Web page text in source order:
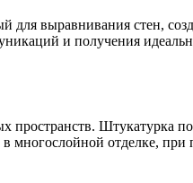
выравнивания стен,
и получения
Штукатурка
многослойной отделке, при